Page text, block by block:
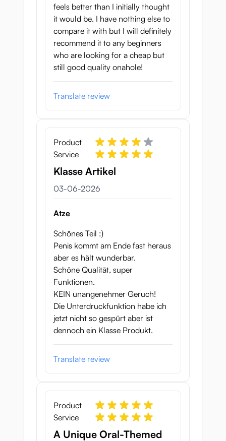
feels better than I initially thought
it would be. I have nothing else to
compare it with but I will definitely
recommend it to any beginners
who are looking for a cheap but
still good quality onahole!
Translate review
Product
Service
Klasse Artikel
3 juni 2026
03-06-2026
Atze
Schönes Teil :)
Penis kommt am Ende fast heraus
aber es hält wunderbar.
Schöne Qualität, super
Funktionen.
KEIN unangenehmer Geruch!
Die Unterdruckfunktion habe ich
jetzt nicht so gespürt aber ist
dennoch ein Klasse Produkt.
Translate review
Product
Service
A Unique Oral-Themed